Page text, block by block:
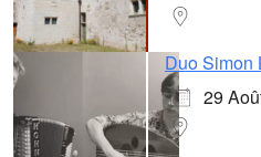
Duo Simon
29